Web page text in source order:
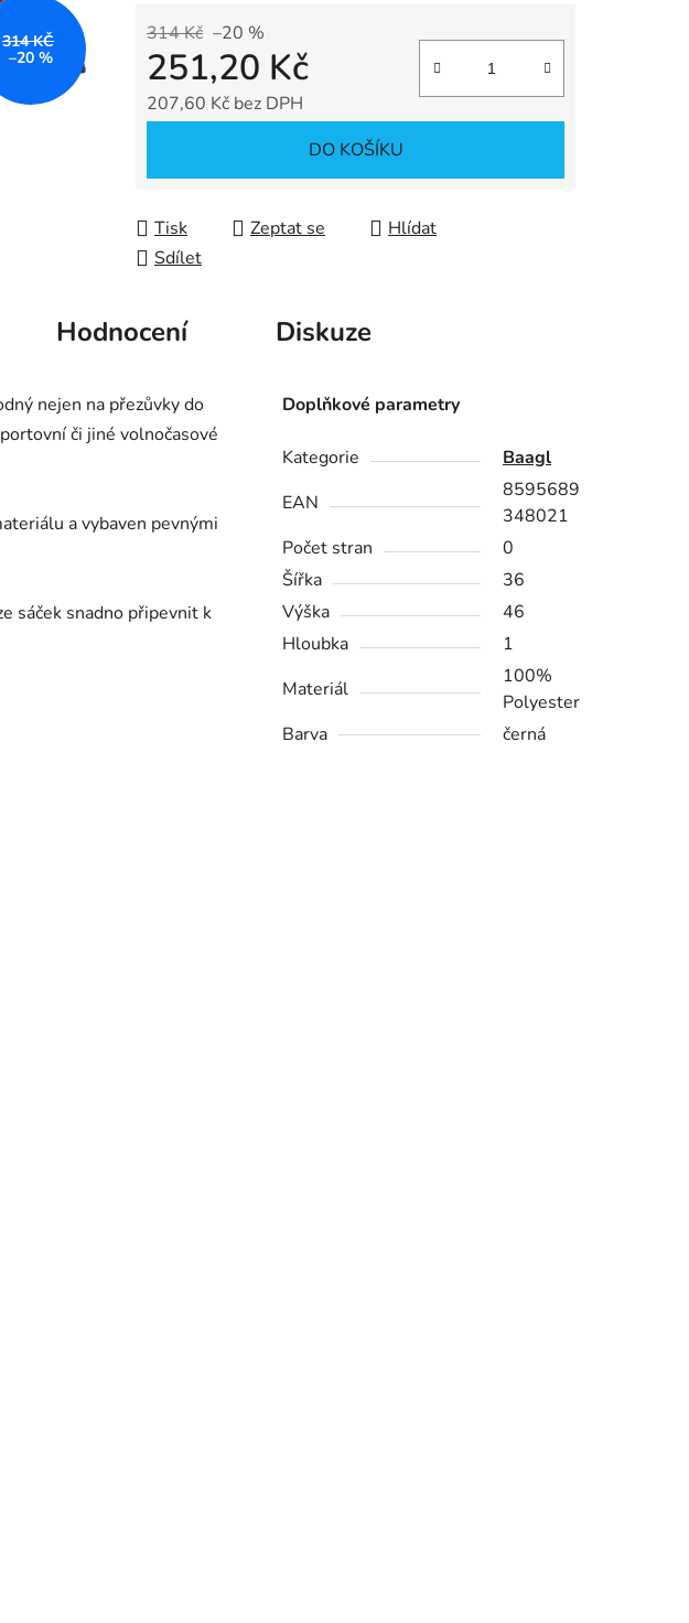
hvězdiček.
314 Kč –20 %
251,20 Kč
207,60 Kč bez DPH
DO KOŠÍKU
Tisk Zeptat se
Hlídat
Sdílet
314 KČ
–20 %
Hodnocení Diskuze
nejen na přezůvky do
či jiné volnočasové
a vybaven pevnými
sáček snadno připevnit k
Doplňkové parametry
Kategorie
Baagl
EAN
8595689
348021
Počet stran
0
Šířka
36
Výška
46
Hloubka
1
Materiál
100%
Polyester
Barva
černá